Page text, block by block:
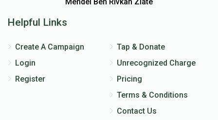
Helpful Links
Create A Campaign
Login
Register
Tap & Donate
Unrecognized Charge
Pricing
Terms & Conditions
Contact Us